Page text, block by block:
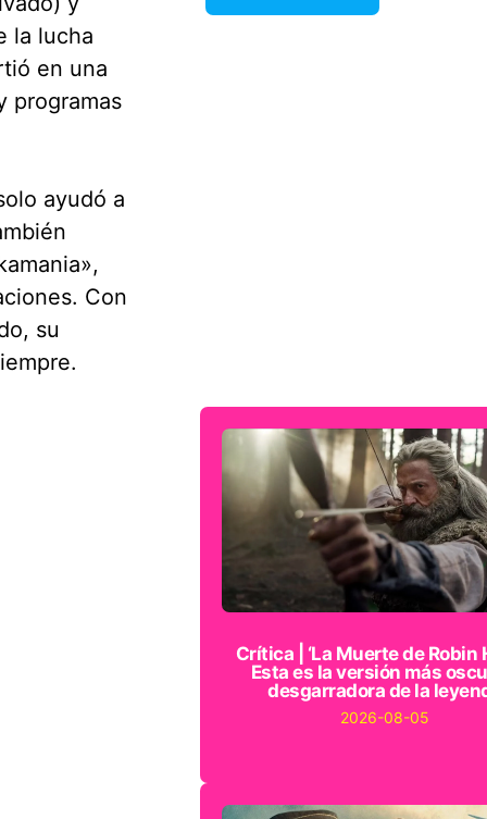
la lucha
en una
programas
ayudó a
Con
su
Crítica | ‘La Muerte de Robin
Esta es la versión más
desgarradora de la
2026-08-05